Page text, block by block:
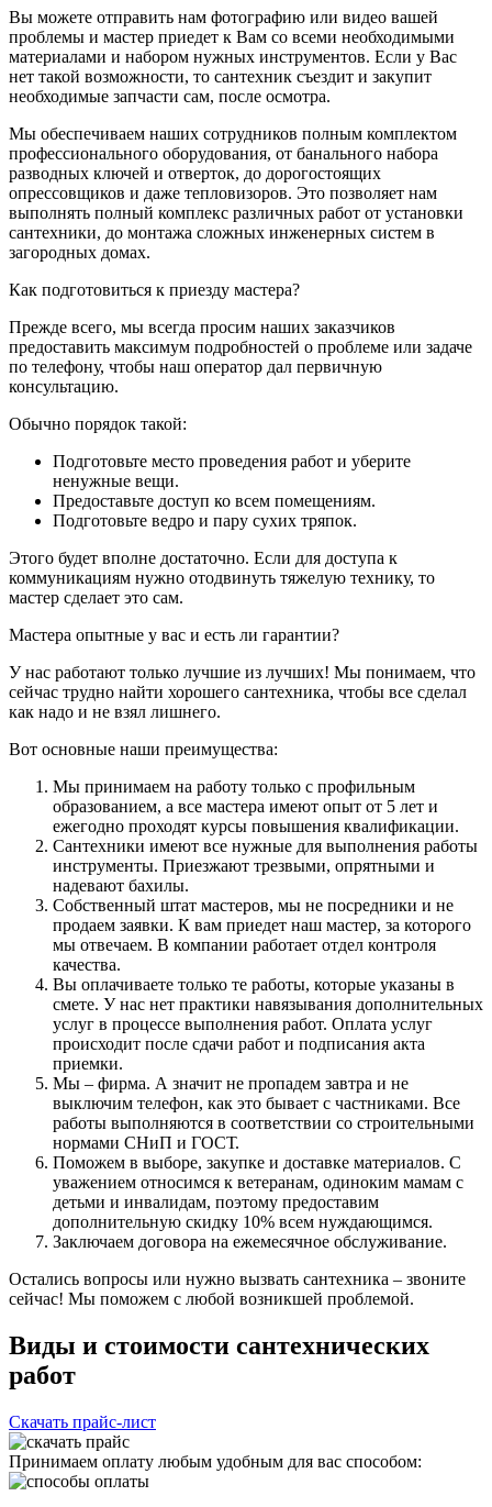
Вы можете отправить нам фотографию или видео вашей
проблемы и мастер приедет к Вам со всеми необходимыми
материалами и набором нужных инструментов. Если у Вас
нет такой возможности, то сантехник съездит и закупит
необходимые запчасти сам, после осмотра.
Мы обеспечиваем наших сотрудников полным комплектом
профессионального оборудования, от банального набора
разводных ключей и отверток, до дорогостоящих
опрессовщиков и даже тепловизоров. Это позволяет нам
выполнять полный комплекс различных работ от установки
сантехники, до монтажа сложных инженерных систем в
загородных домах.
Как подготовиться к приезду мастера?
Прежде всего, мы всегда просим наших заказчиков
предоставить максимум подробностей о проблеме или задаче
по телефону, чтобы наш оператор дал первичную
консультацию.
Обычно порядок такой:
Подготовьте место проведения работ и уберите
ненужные вещи.
Предоставьте доступ ко всем помещениям.
Подготовьте ведро и пару сухих тряпок.
Этого будет вполне достаточно. Если для доступа к
коммуникациям нужно отодвинуть тяжелую технику, то
мастер сделает это сам.
Мастера опытные у вас и есть ли гарантии?
У нас работают только лучшие из лучших! Мы понимаем, что
сейчас трудно найти хорошего сантехника, чтобы все сделал
как надо и не взял лишнего.
Вот основные наши преимущества:
Мы принимаем на работу только с профильным
образованием, а все мастера имеют опыт от 5 лет и
ежегодно проходят курсы повышения квалификации.
Сантехники имеют все нужные для выполнения работы
инструменты. Приезжают трезвыми, опрятными и
надевают бахилы.
Собственный штат мастеров, мы не посредники и не
продаем заявки. К вам приедет наш мастер, за которого
мы отвечаем. В компании работает отдел контроля
качества.
Вы оплачиваете только те работы, которые указаны в
смете. У нас нет практики навязывания дополнительных
услуг в процессе выполнения работ. Оплата услуг
происходит после сдачи работ и подписания акта
приемки.
Мы – фирма. А значит не пропадем завтра и не
выключим телефон, как это бывает с частниками. Все
работы выполняются в соответствии со строительными
нормами СНиП и ГОСТ.
Поможем в выборе, закупке и доставке материалов. С
уважением относимся к ветеранам, одиноким мамам с
детьми и инвалидам, поэтому предоставим
дополнительную скидку 10% всем нуждающимся.
Заключаем договора на ежемесячное обслуживание.
Остались вопросы или нужно вызвать сантехника – звоните
сейчас! Мы поможем с любой возникшей проблемой.
Виды и стоимости сантехнических
работ
Скачать прайс-лист
Принимаем оплату любым удобным для вас способом: